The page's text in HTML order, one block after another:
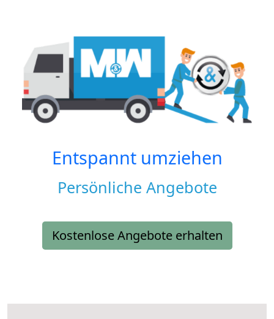
Entspannt umziehen
Persönliche Angebote
Kostenlose Angebote erhalten